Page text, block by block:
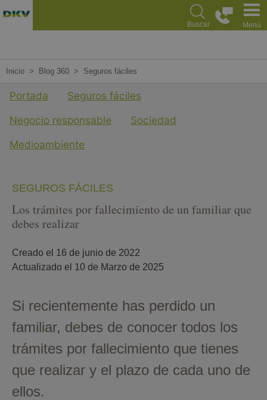
Buscar Menú
Inicio Blog 360 Seguros fáciles
Menu cuarto nivel Blog
Portada
Seguros fáciles
Negocio responsable
Sociedad
Medioambiente
SEGUROS FÁCILES
Los trámites por fallecimiento de un familiar que
debes realizar
Creado el 16 de junio de 2022
Actualizado el 10 de Marzo de 2025
Si recientemente has perdido un
familiar, debes de conocer todos los
trámites por fallecimiento que tienes
que realizar y el plazo de cada uno de
ellos.